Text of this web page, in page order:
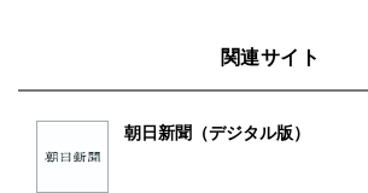
関連サイト
朝日新聞（デジタル版）